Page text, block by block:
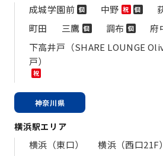
成城学園前 個 中野 祝 個
町田
三鷹 個 調布 個 府
下高井戸（SHARE LOUNGE
戸）
祝
神奈川県
横浜駅エリア
横浜（東口） 横浜（西口21F）